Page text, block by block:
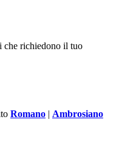
che richiedono il tuo
Romano | Ambrosiano